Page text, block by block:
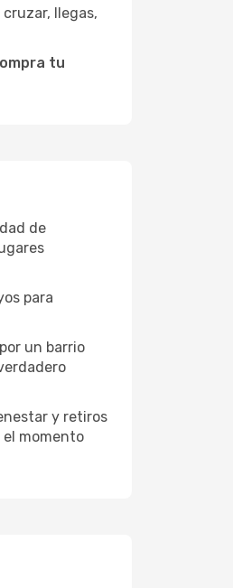
llegas,
tu
de
para
un barrio
y retiros
el momento